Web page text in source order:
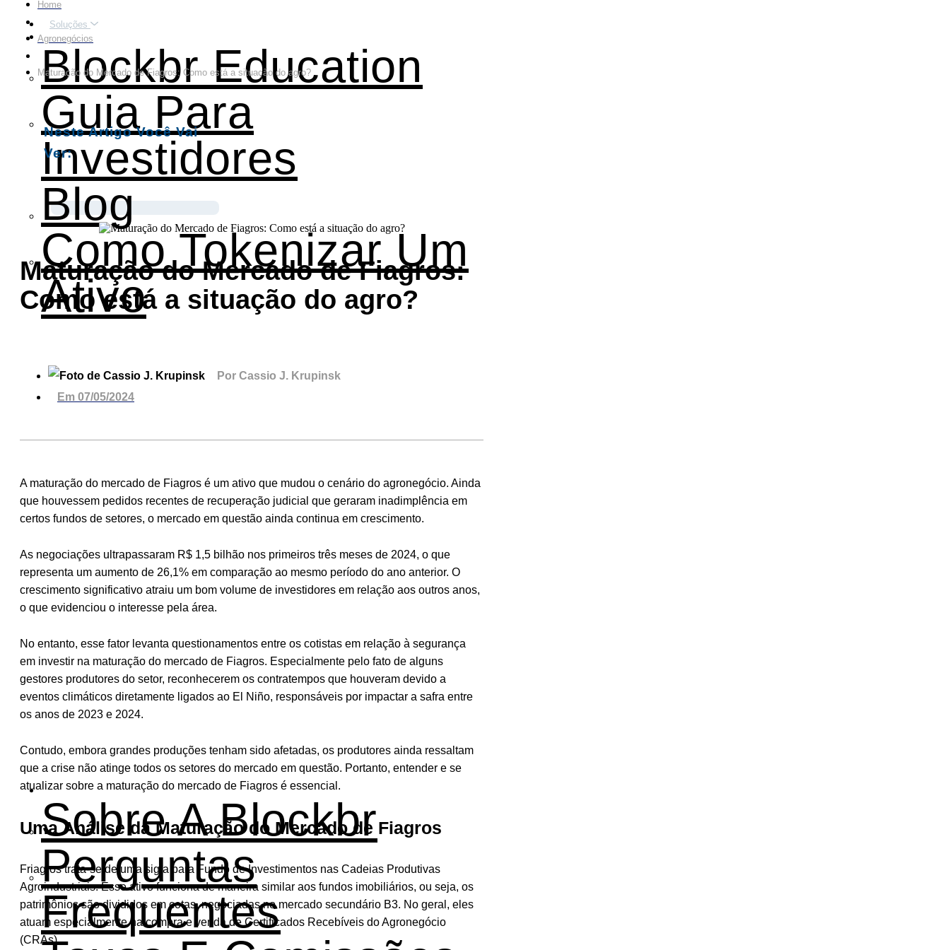
Soluções
Educação
Blockbr Education
Guia Para
Investidores
Blog
Como Tokenizar Um
Ativo
Institucional
Sobre A Blockbr
Perguntas
Frequentes
Home
Agronegócios
Maturação do Mercado de Fiagros: Como está a situação do agro?
Neste Artigo Você Vai
Ver:
Maturação do Mercado de Fiagros:
Como está a situação do agro?
Por Cassio J. Krupinsk
Em 07/05/2024
A maturação do mercado de Fiagros é um ativo que mudou o cenário do agronegócio. Ainda
que houvessem pedidos recentes de recuperação judicial que geraram inadimplência em
certos fundos de setores, o mercado em questão ainda continua em crescimento.
As negociações ultrapassaram R$ 1,5 bilhão nos primeiros três meses de 2024, o que
representa um aumento de 26,1% em comparação ao mesmo período do ano anterior. O
crescimento significativo atraiu um bom volume de investidores em relação aos outros anos,
o que evidenciou o interesse pela área.
No entanto, esse fator levanta questionamentos entre os cotistas em relação à segurança
em investir na maturação do mercado de Fiagros. Especialmente pelo fato de alguns
gestores produtores do setor, reconhecerem os contratempos que houveram devido a
eventos climáticos diretamente ligados ao El Niño, responsáveis por impactar a safra entre
os anos de 2023 e 2024.
Contudo, embora grandes produções tenham sido afetadas, os produtores ainda ressaltam
que a crise não atinge todos os setores do mercado em questão. Portanto, entender e se
atualizar sobre a maturação do mercado de Fiagros é essencial.
Uma Análise da Maturação do Mercado de Fiagros
Friagros trata-se de uma sigla para Fundo de Investimentos nas Cadeias Produtivas
Agroindustriais. Esse ativo funciona de maneira similar aos fundos imobiliários, ou seja, os
patrimônios são divididos em cotas, negociadas no mercado secundário B3. No geral, eles
atuam especialmente na compra e venda de Certificados Recebíveis do Agronegócio
(CRAs).